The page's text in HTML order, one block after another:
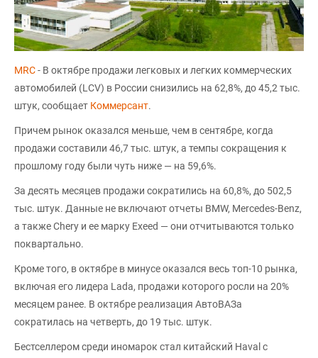
MRC- В октябре продажи легковых и легких коммерческих
автомобилей (LCV) в России снизились на 62,8%, до 45,2 тыс.
штук, сообщает Коммерсант.
Причем рынок оказался меньше, чем в сентябре, когда
продажи составили 46,7 тыс. штук, а темпы сокращения к
прошлому году были чуть ниже — на 59,6%.
За десять месяцев продажи сократились на 60,8%, до 502,5
тыс. штук. Данные не включают отчеты BMW, Mercedes-Benz,
а также Chery и ее марку Exeed — они отчитываются только
поквартально.
Кроме того, в октябре в минусе оказался весь топ-10 рынка,
включая его лидера Lada, продажи которого росли на 20%
месяцем ранее. В октябре реализация АвтоВАЗа
сократилась на четверть, до 19 тыс. штук.
Бестселлером среди иномарок стал китайский Haval с